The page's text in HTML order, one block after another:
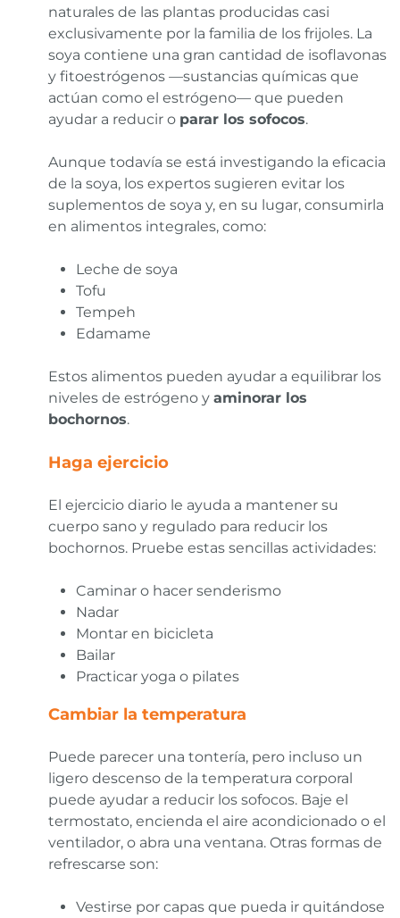
naturales de las plantas producidas casi
exclusivamente por la familia de los frijoles. La
soya contiene una gran cantidad de isoflavonas
y fitoestrógenos —sustancias químicas que
actúan como el estrógeno— que pueden
ayudar a reducir o parar los sofocos.
Aunque todavía se está investigando la eficacia
de la soya, los expertos sugieren evitar los
suplementos de soya y, en su lugar, consumirla
en alimentos integrales, como:
Leche de soya
Tofu
Tempeh
Edamame
Estos alimentos pueden ayudar a equilibrar los
niveles de estrógeno y aminorar los
bochornos.
Haga ejercicio
El ejercicio diario le ayuda a mantener su
cuerpo sano y regulado para reducir los
bochornos. Pruebe estas sencillas actividades:
Caminar o hacer senderismo
Nadar
Montar en bicicleta
Bailar
Practicar yoga o pilates
Cambiar la temperatura
Puede parecer una tontería, pero incluso un
ligero descenso de la temperatura corporal
puede ayudar a reducir los sofocos. Baje el
termostato, encienda el aire acondicionado o el
ventilador, o abra una ventana. Otras formas de
refrescarse son:
Vestirse por capas que pueda ir quitándose